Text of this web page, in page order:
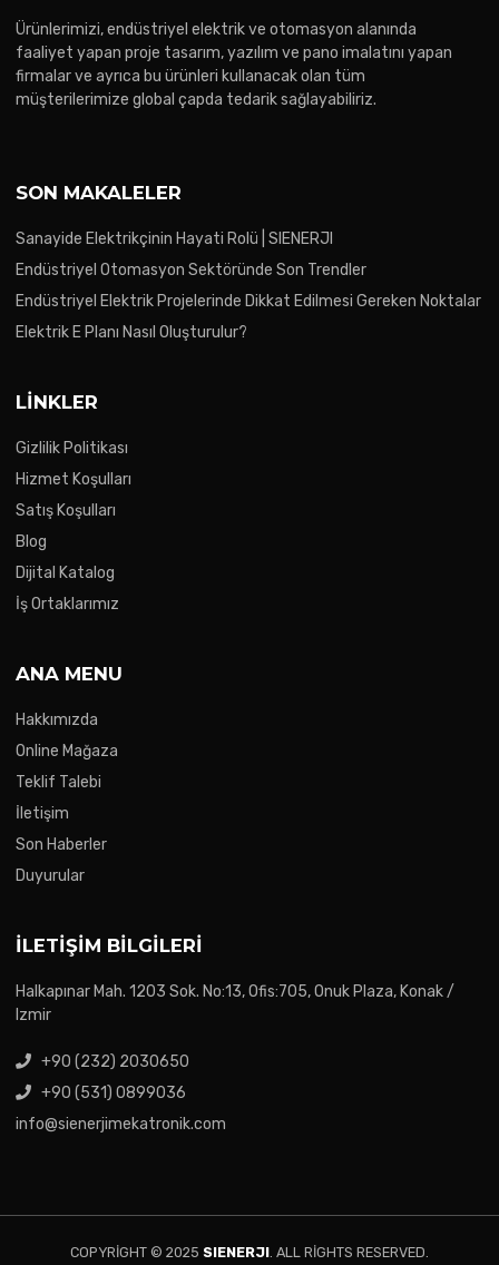
Ürünlerimizi, endüstriyel elektrik ve otomasyon alanında
faaliyet yapan proje tasarım, yazılım ve pano imalatını yapan
firmalar ve ayrıca bu ürünleri kullanacak olan tüm
müşterilerimize global çapda tedarik sağlayabiliriz.
SON MAKALELER
Sanayide Elektrikçinin Hayati Rolü | SIENERJI
Endüstriyel Otomasyon Sektöründe Son Trendler
Endüstriyel Elektrik Projelerinde Dikkat Edilmesi Gereken Noktalar
Elektrik E Planı Nasıl Oluşturulur?
LINKLER
Gizlilik Politikası
Hizmet Koşulları
Satış Koşulları
Blog
Dijital Katalog
İş Ortaklarımız
ANA MENU
Hakkımızda
Online Mağaza
Teklif Talebi
İletişim
Son Haberler
Duyurular
İLETIŞIM BILGILERI
Halkapınar Mah. 1203 Sok. No:13, Ofis:705, Onuk Plaza, Konak /
Izmir
+90 (232) 2030650
+90 (531) 0899036
info@sienerjimekatronik.com
COPYRIGHT © 2025 SIENERJI. ALL RIGHTS RESERVED.